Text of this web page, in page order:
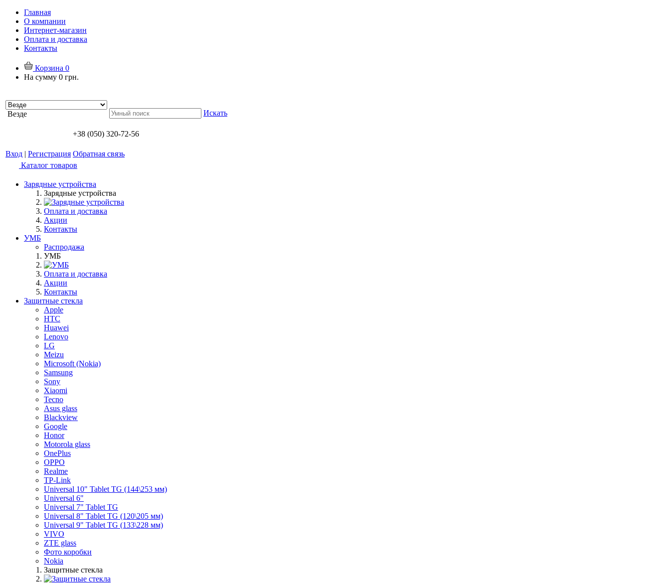
Главная
О компании
Интернет-магазин
Оплата и доставка
Контакты
Корзина 0
На сумму 0 грн.
Везде Искать
+38 (050) 320-72-56
Вход | Регистрация Обратная связь
Каталог товаров
Зарядные устройства
Зарядные устройства
Оплата и доставка
Акции
Контакты
УМБ
Распродажа
УМБ
Оплата и доставка
Акции
Контакты
Защитные стекла
Apple
HTC
Huawei
Lenovo
LG
Meizu
Microsoft (Nokia)
Samsung
Sony
Xiaomi
Tecno
Asus glass
Blackview
Google
Honor
Motorola glass
OnePlus
OPPO
Realme
TP-Link
Universal 10" Tablet TG (144\253 мм)
Universal 6"
Universal 7" Tablet TG
Universal 8" Tablet TG (120\205 мм)
Universal 9" Tablet TG (133\228 мм)
VIVO
ZTE glass
Фото коробки
Nokia
Защитные стекла